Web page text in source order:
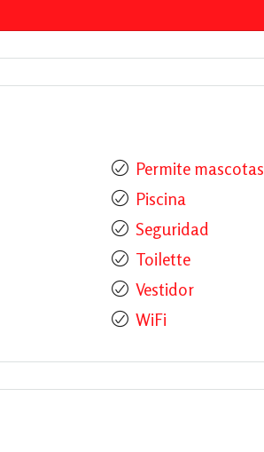
Permite mascotas
Piscina
Seguridad
Toilette
Vestidor
WiFi